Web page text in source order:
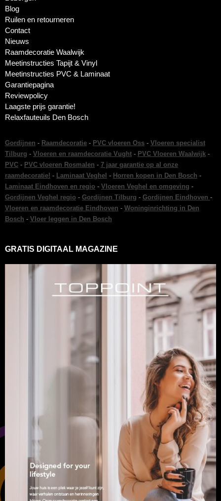
Blog
Ruilen en retourneren
Contact
Nieuws
Raamdecoratie Waalwijk
Meetinstructies Tapijt & Vinyl
Meetinstructies PVC & Laminaat
Garantiepagina
Reviewpolicy
Laagste prijs garantie!
Relaxfauteuils Den Bosch
Gordijnen - Raamdecoratie - PVC vloeren Oss - Vloeren specialist
Tilburg - Vloeren en raamdecoratie Vught - PVC Vloeren Waalwijk -
PVC - PVC vloeren Rosmalen - 7 jaar garantie op al onze
raamdecoratie! - Laminaat Veghel - Horren kopen in Den Bosch -
Laminaat Eindhoven en regio - Vloeren Veghel en omgeving -
Gordijnen Veghel regio - Gordijnen Tilburg - Gordijnen Eindhoven -
Vloeren en raamdecoratie Eindhoven - Woninginrichting in Den
Bosch - Vloer leggen in Den Bosch
GRATIS DIGITAAL MAGAZINE